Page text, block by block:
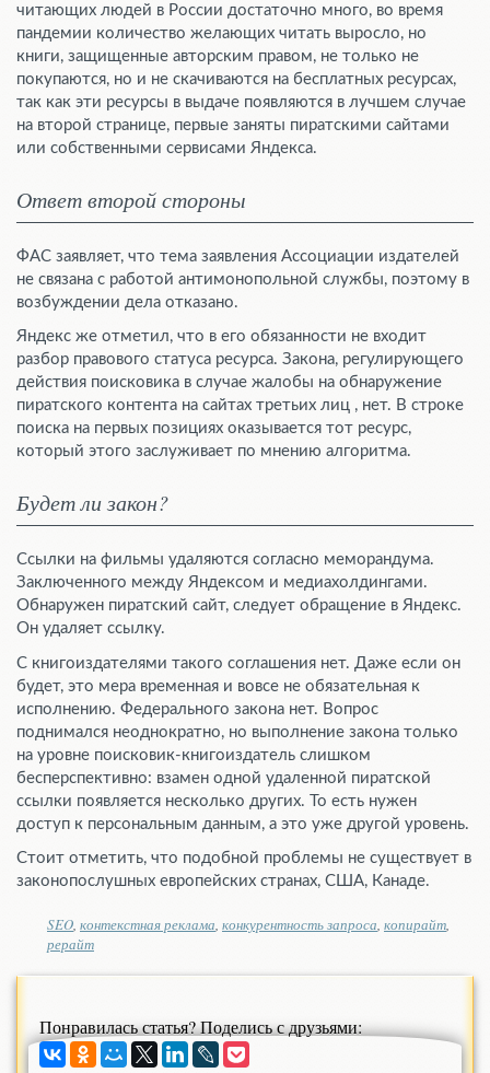
читающих людей в России достаточно много, во время
пандемии количество желающих читать выросло, но
книги, защищенные авторским правом, не только не
покупаются, но и не скачиваются на бесплатных ресурсах,
так как эти ресурсы в выдаче появляются в лучшем случае
на второй странице, первые заняты пиратскими сайтами
или собственными сервисами Яндекса.
Ответ второй стороны
ФАС заявляет, что тема заявления Ассоциации издателей
не связана с работой антимонопольной службы, поэтому в
возбуждении дела отказано.
Яндекс же отметил, что в его обязанности не входит
разбор правового статуса ресурса. Закона, регулирующего
действия поисковика в случае жалобы на обнаружение
пиратского контента на сайтах третьих лиц , нет. В строке
поиска на первых позициях оказывается тот ресурс,
который этого заслуживает по мнению алгоритма.
Будет ли закон?
Ссылки на фильмы удаляются согласно меморандума.
Заключенного между Яндексом и медиахолдингами.
Обнаружен пиратский сайт, следует обращение в Яндекс.
Он удаляет ссылку.
С книгоиздателями такого соглашения нет. Даже если он
будет, это мера временная и вовсе не обязательная к
исполнению. Федерального закона нет. Вопрос
поднимался неоднократно, но выполнение закона только
на уровне поисковик-книгоиздатель слишком
бесперспективно: взамен одной удаленной пиратской
ссылки появляется несколько других. То есть нужен
доступ к персональным данным, а это уже другой уровень.
Стоит отметить, что подобной проблемы не существует в
законопослушных европейских странах, США, Канаде.
SEO, контекстная реклама, конкурентность запроса, копирайт,
рерайт
Понравилась статья? Поделись с друзьями: